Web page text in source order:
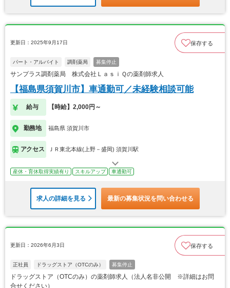
更新日：2025年9月17日 保存する
パート・アルバイト 調剤薬局 募集停止
サンプラス調剤薬局 株式会社ＬａｓｉＱの薬剤師求人
【福島県須賀川市】車通勤可／未経験相談可能
給与 【時給】2,000円～
勤務地 福島県 須賀川市
アクセス ＪＲ東北本線(上野－盛岡) 須賀川駅
産休・育休取得実績有り スキルアップ 車通勤可
求人の詳細を見る 最新の募集状況を問い合わせる
更新日：2026年6月3日 保存する
正社員 ドラッグストア（OTCのみ） 募集停止
ドラッグストア（OTCのみ）の薬剤師求人（法人名非公開 ※詳細はお問
合せください）